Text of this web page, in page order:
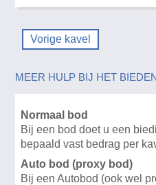
Vorige kavel
MEER HULP BIJ HET
Normaal bod
Bij een bod doet u een
bepaald vast bedrag per
Auto bod (proxy bod)
Bij een Autobod (ook wel